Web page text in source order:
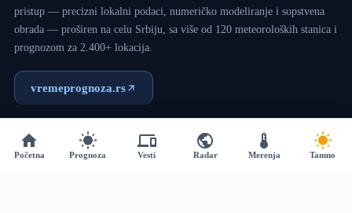
pristup — precizni lokalni podaci, numeričko modeliranje i sopstvena
obrada — proširen na celu Srbiju, sa više od 120 meteoroloških stanica i
prognozom za 2.400+ lokacija.
vremeprognoza.rs
Copyright © 2017 - 2026 - VojvodinaMeteo - Dizajn:VM
Početna Prognoza Vesti Radar Merenja Tamno